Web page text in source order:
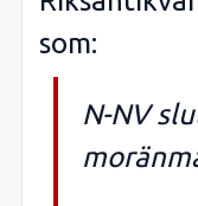
som:
N-NV